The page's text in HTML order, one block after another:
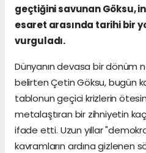
geçtiğini savunan Göksu,
esaret arasında tarihi bir
vurguladı.
Dünyanın devasa bir dönüm
belirten Çetin Göksu, bugün
tablonun geçici krizlerin
metalaştıran bir zihniyetin
ifade etti. Uzun yıllar
kavramların ardına gizlenen